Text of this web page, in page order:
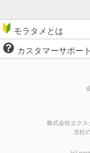
モラタメとは
カスタマーサポート
株式会社エクス
当社